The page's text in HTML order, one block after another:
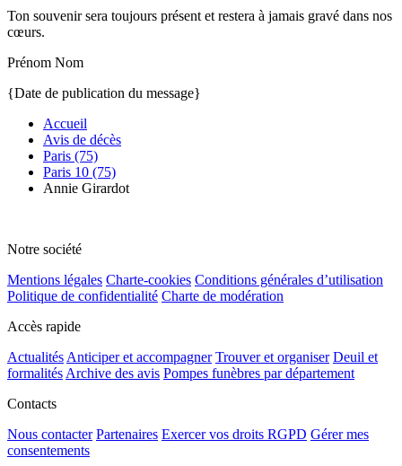
Ton souvenir sera toujours présent et restera à jamais gravé dans nos
cœurs.
Prénom Nom
{Date de publication du message}
Accueil
Avis de décès
Paris (75)
Paris 10 (75)
Annie Girardot
Notre société
Mentions légales Charte-cookies Conditions générales d’utilisation
Politique de confidentialité Charte de modération
Accès rapide
Actualités Anticiper et accompagner Trouver et organiser Deuil et
formalités Archive des avis Pompes funèbres par département
Contacts
Nous contacter Partenaires Exercer vos droits RGPD Gérer mes
consentements